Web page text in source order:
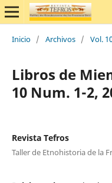
Inicio / Archivos / Vol.
Libros de
10 Num. 1-2,
Revista Tefros
Taller de Etnohistoria de la